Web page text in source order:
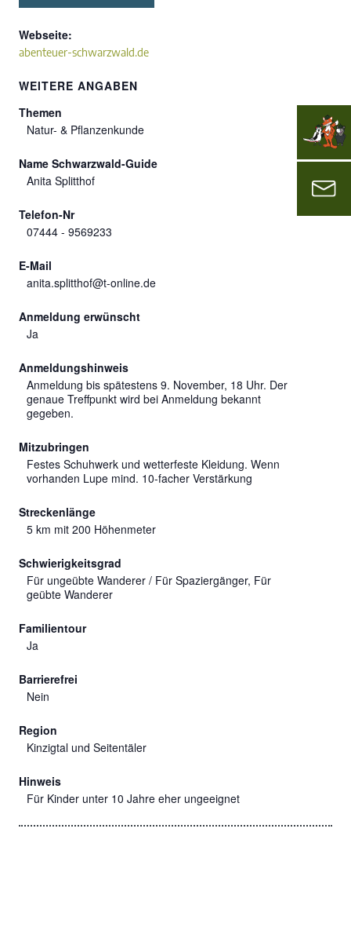
Webseite:
abenteuer-schwarzwald.de
WEITERE ANGABEN
Themen
Natur- & Pflanzenkunde
Name Schwarzwald-Guide
Anita Splitthof
Telefon-Nr
07444 - 9569233
E-Mail
anita.splitthof@t-online.de
Anmeldung erwünscht
Ja
Anmeldungshinweis
Anmeldung bis spätestens 9. November, 18 Uhr. Der
genaue Treffpunkt wird bei Anmeldung bekannt
gegeben.
Mitzubringen
Festes Schuhwerk und wetterfeste Kleidung. Wenn
vorhanden Lupe mind. 10-facher Verstärkung
Streckenlänge
5 km mit 200 Höhenmeter
Schwierigkeitsgrad
Für ungeübte Wanderer / Für Spaziergänger, Für
geübte Wanderer
Familientour
Ja
Barrierefrei
Nein
Region
Kinzigtal und Seitentäler
Hinweis
Für Kinder unter 10 Jahre eher ungeeignet